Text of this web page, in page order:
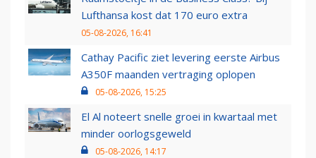
Lufthansa kost dat 170 euro extra
05-08-2026, 16:41
Cathay Pacific ziet levering eerste Airbus
A350F maanden vertraging oplopen
05-08-2026, 15:25
El Al noteert snelle groei in kwartaal met
minder oorlogsgeweld
05-08-2026, 14:17